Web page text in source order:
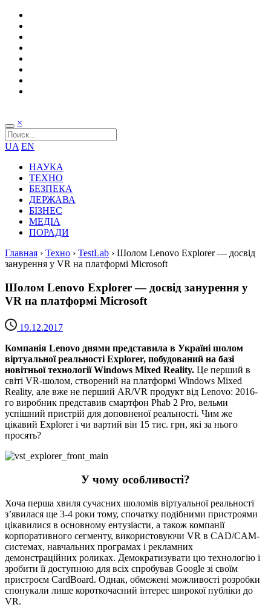
×
UA EN
НАУКА
ТЕХНО
БЕЗПЕКА
ДЕРЖАВА
БІЗНЕС
МЕДІА
ПОРАДИ
Главная › Техно › TestLab › Шолом Lenovo Explorer — досвід
занурення у VR на платформі Microsoft
Шолом Lenovo Explorer — досвід занурення у
VR на платформі Microsoft
19.12.2017
Компанія Lenovo днями представила в Україні шолом
віртуальної реальності Explorer, побудований на базі
новітньої технології Windows Mixed Reality. Це перший в
світі VR-шолом, створений на платформі Windows Mixed
Reality, але вже не перший AR/VR продукт від Lenovo: 2016-
го виробник представив смартфон Phab 2 Pro, вельми
успішний пристрій для доповненої реальності. Чим же
цікавий Explorer і чи вартий він 15 тис. грн, які за нього
просять?
У чому особливості?
Хоча перша хвиля сучасних шоломів віртуальної реальності
з’явилася ще 3-4 роки тому, спочатку подібними пристроями
цікавилися в основному ентузіасти, а також компанії
корпоративного сегменту, використовуючи VR в CAD/CAM-
системах, навчальних програмах і рекламних
демонстраційних роликах. Демократизувати цю технологію і
зробити її доступною для всіх спробував Google зі своїм
пристроєм CardBoard. Однак, обмежені можливості розробки
спонукали лише короткочасний інтерес широкої публіки до
VR.